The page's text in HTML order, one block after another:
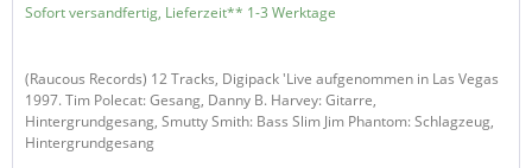
Sofort versandfertig, Lieferzeit** 1-3 Werktage
(Raucous Records) 12 Tracks, Digipack 'Live aufgenommen in Las Vegas
1997. Tim Polecat: Gesang, Danny B. Harvey: Gitarre,
Hintergrundgesang, Smutty Smith: Bass Slim Jim Phantom: Schlagzeug,
Hintergrundgesang